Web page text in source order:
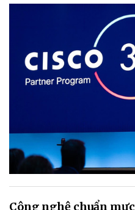
Công nghệ chuẩn